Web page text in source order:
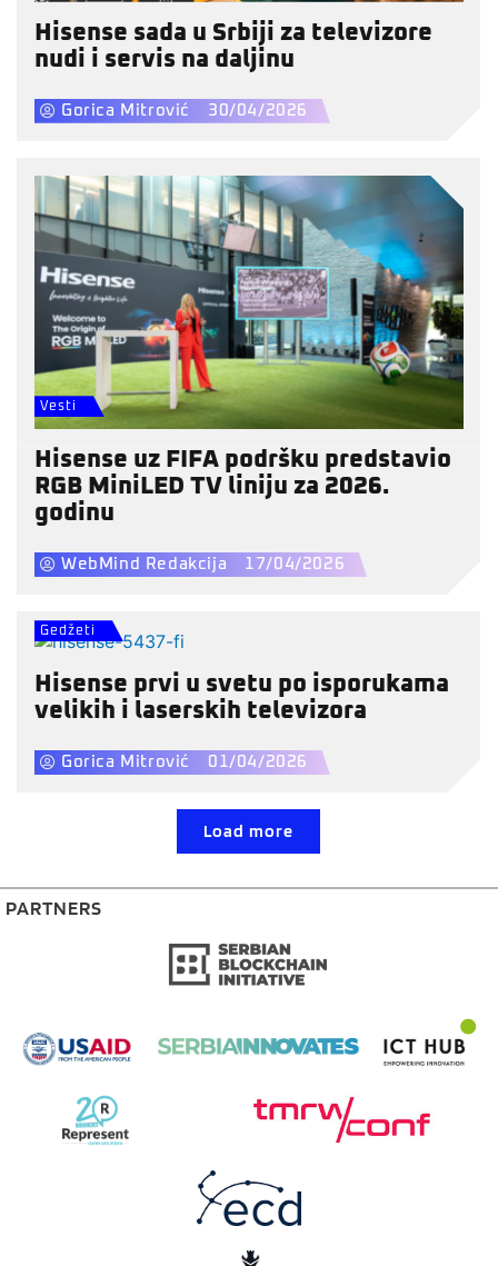
Hisense sada u Srbiji za televizore
nudi i servis na daljinu
Gorica Mitrović 30/04/2026
Vesti
Hisense uz FIFA podršku predstavio
RGB MiniLED TV liniju za 2026.
godinu
WebMind Redakcija 17/04/2026
Gedžeti
Hisense prvi u svetu po isporukama
velikih i laserskih televizora
Gorica Mitrović 01/04/2026
Load more
PARTNERS